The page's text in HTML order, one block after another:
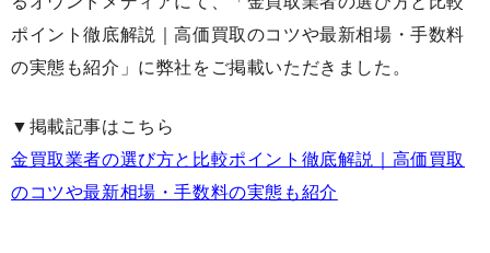
ポイント徹底解説｜高価買取のコツや最新相場・手数料
の実態も紹介」に弊社をご掲載いただきました。
▼掲載記事はこちら
金買取業者の選び方と比較ポイント徹底解説｜高価買取
のコツや最新相場・手数料の実態も紹介